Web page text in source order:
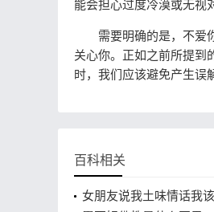
能会担心过度冷漠或无视
需要明确的是，不爱你
关心你。正如之前所提到
时，我们应该避免产生误
百科相关
女朋友说我土味情话我